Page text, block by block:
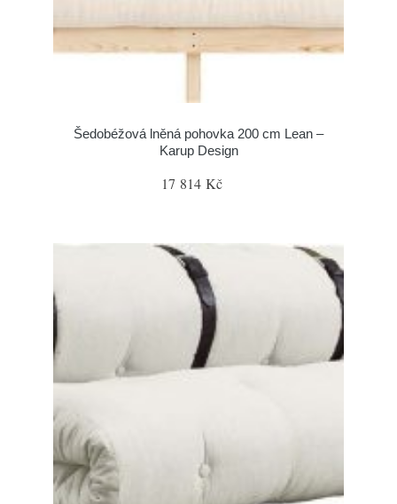
Šedobéžová lněná pohovka 200 cm Lean –
Karup Design
17 814 Kč